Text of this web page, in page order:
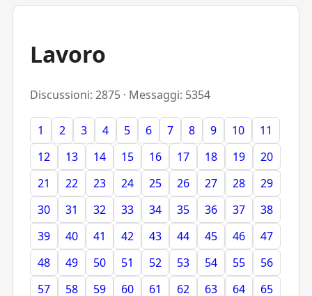
Lavoro
Discussioni: 2875 · Messaggi: 5354
1 2 3 4 5 6 7 8 9 10
11
12
13 14 15 16 17 18 19
20
21
22 23 24 25 26 27 28
29
30
31 32 33 34 35 36 37
38
39
40 41 42 43 44 45 46
47
48
49 50 51 52 53 54 55
56
57
58 59 60 61 62 63 64
65